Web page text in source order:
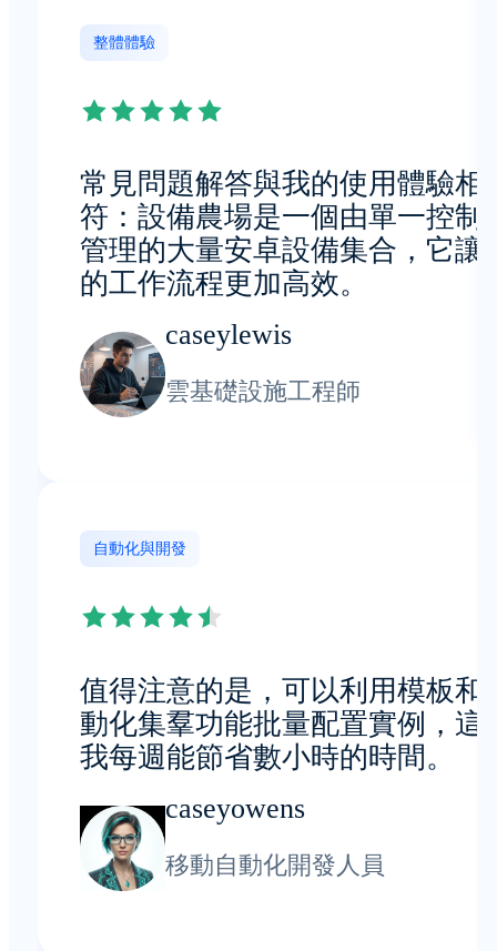
整體體驗
常見問題解答與我的使用體驗相
符：設備農場是一個由單一控制
管理的大量安卓設備集合，它讓
的工作流程更加高效。
caseylewis
雲基礎設施工程師
自動化與開發
值得注意的是，可以利用模板和
動化集羣功能批量配置實例，這
我每週能節省數小時的時間。
caseyowens
移動自動化開發人員